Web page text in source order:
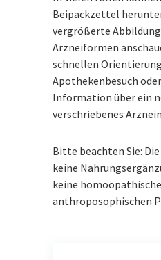
Beipackzettel
vergrößerte
Arzneiformen
schnellen
Apothekenbesuch
Information über ein
verschriebenes
Bitte beachten Sie:
keine
keine
anthroposophischen